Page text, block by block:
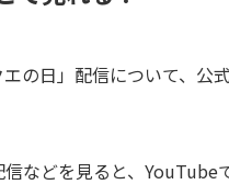
の日」配信について、公
などを見ると、YouTube